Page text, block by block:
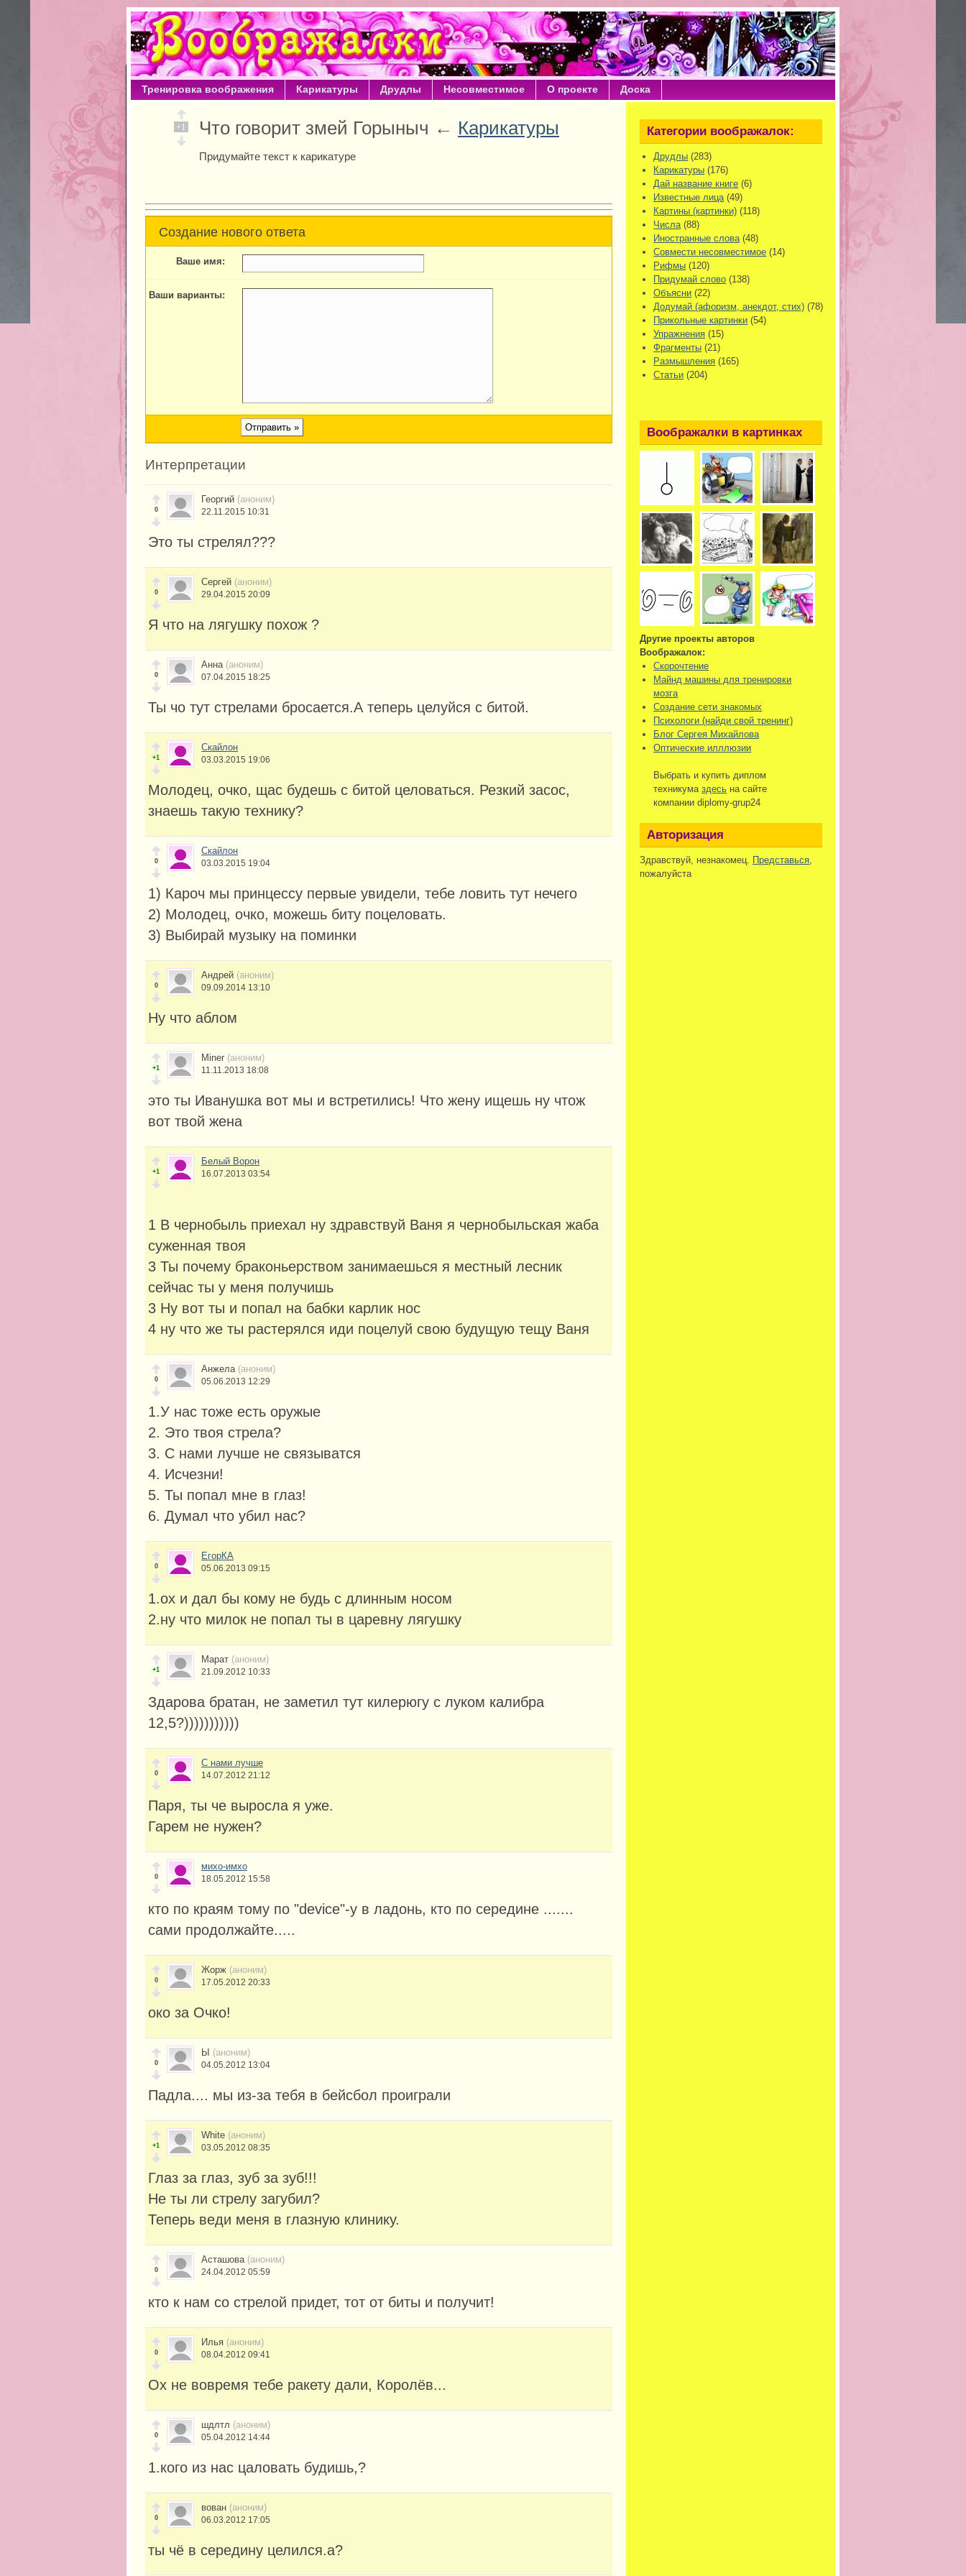
Тренировка воображения Карикатуры Друдлы Несовместимое О проекте Доска
+1 Что говорит змей Горыныч ← Карикатуры
Придумайте текст к карикатуре
Создание нового ответа
Ваше имя:
Ваши варианты:
Интерпретации
0
Георгий (аноним)
22.11.2015 10:31
Это ты стрелял???
0
Сергей (аноним)
29.04.2015 20:09
Я что на лягушку похож ?
0
Анна (аноним)
07.04.2015 18:25
Ты чо тут стрелами бросается.А теперь целуйся с битой.
+1
Скайлон
03.03.2015 19:06
Молодец, очко, щас будешь с битой целоваться. Резкий засос,
знаешь такую технику?
0
Скайлон
03.03.2015 19:04
1) Кароч мы принцессу первые увидели, тебе ловить тут нечего
2) Молодец, очко, можешь биту поцеловать.
3) Выбирай музыку на поминки
0
Андрей (аноним)
09.09.2014 13:10
Ну что аблом
+1
Miner (аноним)
11.11.2013 18:08
это ты Иванушка вот мы и встретились! Что жену ищешь ну чтож
вот твой жена
+1
Белый Ворон
16.07.2013 03:54
1 В чернобыль приехал ну здравствуй Ваня я чернобыльская жаба
суженная твоя
3 Ты почему браконьерством занимаешься я местный лесник
сейчас ты у меня получишь
3 Ну вот ты и попал на бабки карлик нос
4 ну что же ты растерялся иди поцелуй свою будущую тещу Ваня
0
Анжела (аноним)
05.06.2013 12:29
1.У нас тоже есть оружые
2. Это твоя стрела?
3. С нами лучше не связыватся
4. Исчезни!
5. Ты попал мне в глаз!
6. Думал что убил нас?
0
ЕгорКА
05.06.2013 09:15
1.ох и дал бы кому не будь с длинным носом
2.ну что милок не попал ты в царевну лягушку
+1
Марат (аноним)
21.09.2012 10:33
Здарова братан, не заметил тут килерюгу с луком калибра
12,5?)))))))))))
0
С нами лучше
14.07.2012 21:12
Паря, ты че выросла я уже.
Гарем не нужен?
0
михо-имхо
18.05.2012 15:58
кто по краям тому по "device"-у в ладонь, кто по середине .......
сами продолжайте.....
0
Жорж (аноним)
17.05.2012 20:33
око за Очко!
0
Ы (аноним)
04.05.2012 13:04
Падла.... мы из-за тебя в бейсбол проиграли
+1
White (аноним)
03.05.2012 08:35
Глаз за глаз, зуб за зуб!!!
Не ты ли стрелу загубил?
Теперь веди меня в глазную клинику.
0
Асташова (аноним)
24.04.2012 05:59
кто к нам со стрелой придет, тот от биты и получит!
0
Илья (аноним)
08.04.2012 09:41
Ох не вовремя тебе ракету дали, Королёв...
0
шдлтл (аноним)
05.04.2012 14:44
1.кого из нас цаловать будишь,?
0
вован (аноним)
06.03.2012 17:05
ты чё в середину целился.а?
Категории воображалок:
Друдлы (283)
Карикатуры (176)
Дай название книге (6)
Известные лица(49)
Картины (картинки) (118)
Числа(88)
Иностранные слова(48)
Совмести несовместимое (14)
Рифмы (120)
Придумай слово (138)
Объясни (22)
Додумай (афоризм, анекдот, стих) (78)
Прикольные картинки (54)
Упражнения (15)
Фрагменты (21)
Размышления (165)
Статьи (204)
Воображалки в картинках
Другие проекты авторов
Воображалок:
Скорочтение
Майнд машины для тренировки
мозга
Создание сети знакомых
Психологи (найди свой тренинг)
Блог Сергея Михайлова
Оптические илллюзии
Выбрать и купить диплом
техникумаздесь на сайте
компании diplomy-grup24
Авторизация
Здравствуй, незнакомец. Представься,
пожалуйста